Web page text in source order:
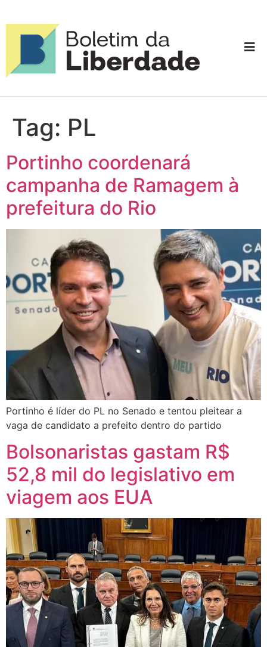
Tag: PL
Portinho coordenará
campanha de Ramagem à
prefeitura do Rio
Portinho é líder do PL no Senado e tentou pleitear a
vaga de candidato a prefeito dentro do partido
Bolsonaristas gastam R$
52,8 mil do legislativo em
viagem aos EUA